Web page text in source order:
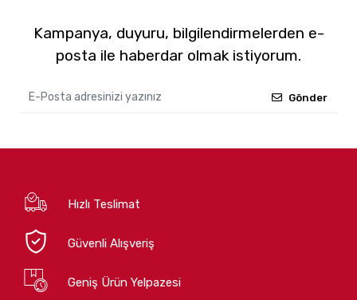
Kampanya, duyuru, bilgilendirmelerden e-
posta ile haberdar olmak istiyorum.
Gönder
Hızlı Teslimat
Güvenli Alışveriş
Geniş Ürün Yelpazesi